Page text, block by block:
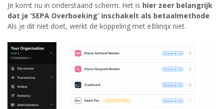
Je komt nu in onderstaand scherm. Het is hier zeer belangrijk
dat je ‘SEPA Overboeking’ inschakelt als betaalmethode.
Als je dit niet doet, werkt de koppeling met eBlinqx niet.